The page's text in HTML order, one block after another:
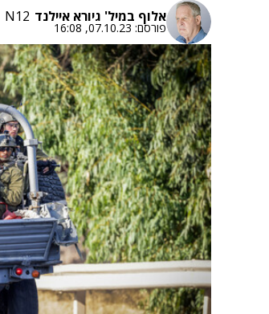
אלוף במיל' גיורא איילנד N12
פורסם: 07.10.23, 16:08